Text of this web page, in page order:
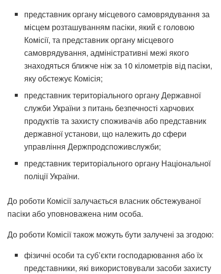
представник органу місцевого самоврядування за
місцем розташуванням пасіки, який є головою
Комісії, та представник органу місцевого
самоврядування, адміністративні межі якого
знаходяться ближче ніж за 10 кілометрів від пасіки,
яку обстежує Комісія;
представник територіального органу Державної
служби України з питань безпечності харчових
продуктів та захисту споживачів або представник
державної установи, що належить до сфери
управління Держпродспоживслужби;
представник територіального органу Національної
поліції України.
До роботи Комісії залучається власник обстежуваної
пасіки або уповноважена ним особа.
До роботи Комісії також можуть бути залучені за згодою:
фізичні особи та суб’єкти господарювання або їх
представники, які використовували засоби захисту